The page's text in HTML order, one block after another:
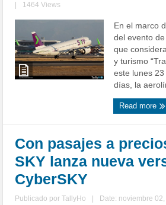
1464 Views
En el marco
del evento
que
y turismo
este lunes
días, la
Read more
Con pasajes a
SKY lanza nueva
CyberSKY
Publicado porTallyHo
Date: noviembre